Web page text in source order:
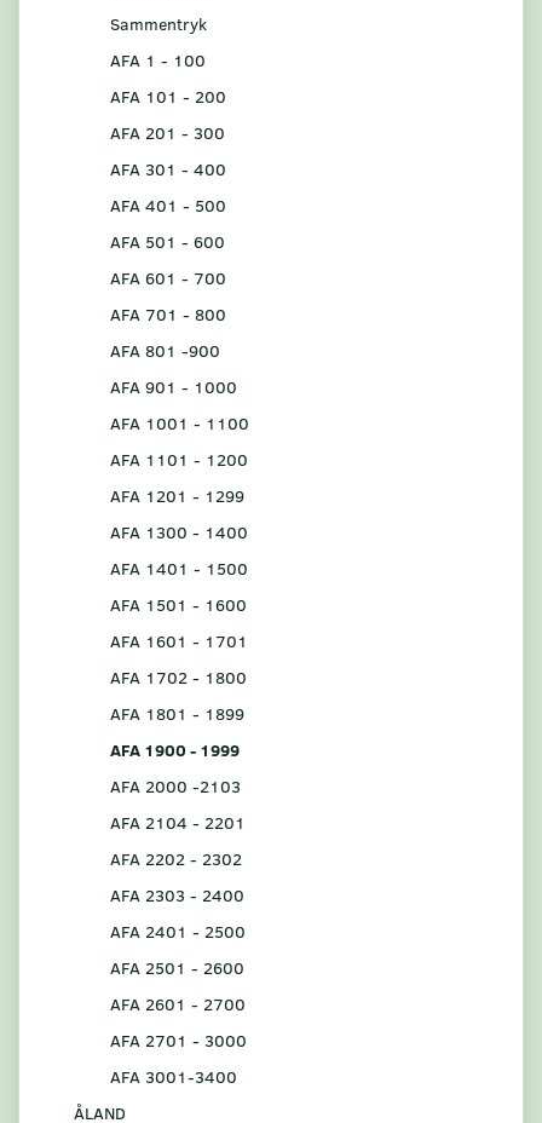
Sammentryk
AFA 1 - 100
AFA 101 - 200
AFA 201 - 300
AFA 301 - 400
AFA 401 - 500
AFA 501 - 600
AFA 601 - 700
AFA 701 - 800
AFA 801 -900
AFA 901 - 1000
AFA 1001 - 1100
AFA 1101 - 1200
AFA 1201 - 1299
AFA 1300 - 1400
AFA 1401 - 1500
AFA 1501 - 1600
AFA 1601 - 1701
AFA 1702 - 1800
AFA 1801 - 1899
AFA 1900 - 1999
AFA 2000 -2103
AFA 2104 - 2201
AFA 2202 - 2302
AFA 2303 - 2400
AFA 2401 - 2500
AFA 2501 - 2600
AFA 2601 - 2700
AFA 2701 - 3000
AFA 3001-3400
ÅLAND